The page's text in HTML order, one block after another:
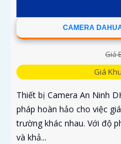
CAMERA
Giá
Giá
Thiết bị Camera An Ninh
pháp hoàn hảo cho việc
trường khác nhau. Với độ
và khả...